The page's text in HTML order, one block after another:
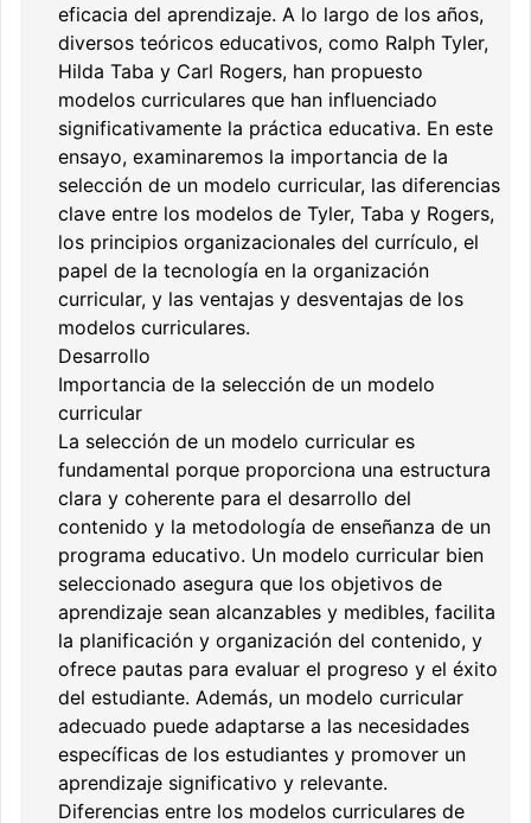
eficacia del aprendizaje. A lo largo de los años,
diversos teóricos educativos, como Ralph Tyler,
Hilda Taba y Carl Rogers, han propuesto
modelos curriculares que han influenciado
significativamente la práctica educativa. En este
ensayo, examinaremos la importancia de la
selección de un modelo curricular, las diferencias
clave entre los modelos de Tyler, Taba y Rogers,
los principios organizacionales del currículo, el
papel de la tecnología en la organización
curricular, y las ventajas y desventajas de los
modelos curriculares.
Desarrollo
Importancia de la selección de un modelo
curricular
La selección de un modelo curricular es
fundamental porque proporciona una estructura
clara y coherente para el desarrollo del
contenido y la metodología de enseñanza de un
programa educativo. Un modelo curricular bien
seleccionado asegura que los objetivos de
aprendizaje sean alcanzables y medibles, facilita
la planificación y organización del contenido, y
ofrece pautas para evaluar el progreso y el éxito
del estudiante. Además, un modelo curricular
adecuado puede adaptarse a las necesidades
específicas de los estudiantes y promover un
aprendizaje significativo y relevante.
Diferencias entre los modelos curriculares de